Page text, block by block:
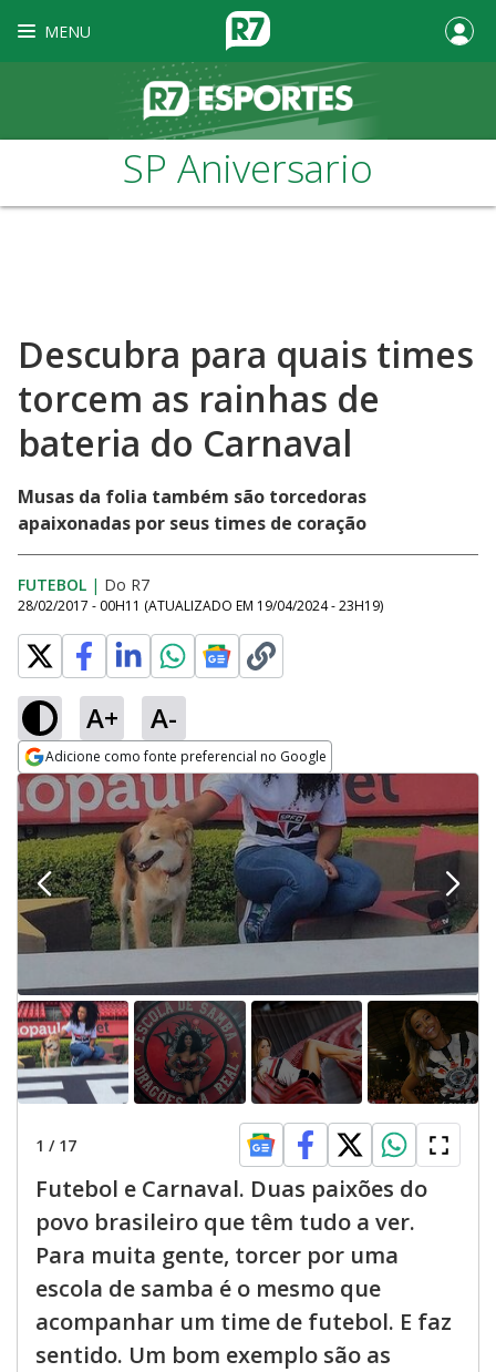
MENU
SP Aniversario
Descubra para quais times
torcem as rainhas de
bateria do Carnaval
Musas da folia também são torcedoras
apaixonadas por seus times de coração
FUTEBOL | Do R7
28/02/2017 - 00H11 (ATUALIZADO EM 19/04/2024 - 23H19)
A+ A-
Adicione como fonte preferencial no Google
Opens in new window
1 / 17
Futebol e Carnaval. Duas paixões do
povo brasileiro que têm tudo a ver.
Para muita gente, torcer por uma
escola de samba é o mesmo que
acompanhar um time de futebol. E faz
sentido. Um bom exemplo são as